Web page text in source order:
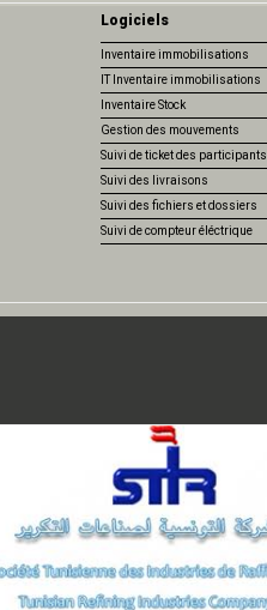
Logiciels
Inventaire immobilisations
IT Inventaire immobilisations
Inventaire Stock
Gestion des mouvements
Suivi de ticket des participants
Suivi des livraisons
Suivi des fichiers et dossiers
Suivi de compteur éléctrique